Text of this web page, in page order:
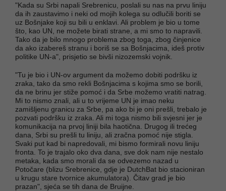
"Kada su Srbi napali Srebrenicu, poslali su nas na prvu liniju
da ih zaustavimo i neki od mojih kolega su odlučili boriti se
uz Bošnjake koji su bili u enklavi. Ali problem je bio u tome
što, kao UN, ne možete birati strane, a mi smo to napravili.
Tako da je bilo mnogo problema zbog toga, zbog činjenice
da ako izabereš stranu i boriš se sa Bošnjacima, ideš protiv
politike UN-a", prisjetio se bivši nizozemski vojnik.
"Tu je bio i UN-ov argument da možemo dobiti podršku iz
zraka, tako da smo rekli Bošnjacima s kojima smo se borili,
da ne brinu jer stiže pomoć i da Srbe možemo vratiti natrag.
Mi to nismo znali, ali u to vrijeme UN je imao neku
zamišljenu granicu za Srbe, pa ako bi je oni prešli, trebalo je
pozvati podršku iz zraka. Ali mi toga nismo bili svjesni jer je
komunikacija na prvoj liniji bila haotična. Drugog ili trećeg
dana, Srbi su prešli tu liniju, ali zračna pomoć nije stigla.
Svaki put kad bi napredovali, mi bismo formirali novu liniju
fronta. To je trajalo oko dva dana, sve dok nam nije nestalo
metaka, kada smo morali da se odvezemo nazad u
Potočare (blizu Srebrenice, gdje je DutchBat bio stacioniran
u krugu stare tvornice akumulatora). Čitav grad je bio
prazan", sjeća se tih dana de Bruijne.